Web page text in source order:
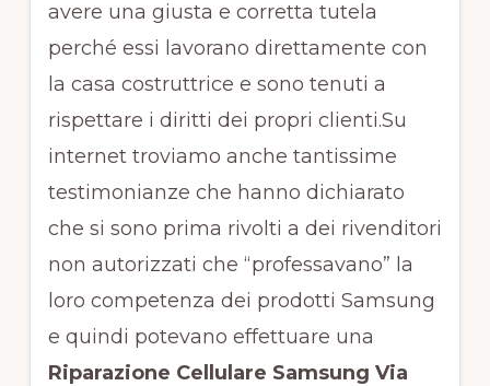
avere una giusta e corretta tutela
perché essi lavorano direttamente con
la casa costruttrice e sono tenuti a
rispettare i diritti dei propri clienti.Su
internet troviamo anche tantissime
testimonianze che hanno dichiarato
che si sono prima rivolti a dei rivenditori
non autorizzati che “professavano” la
loro competenza dei prodotti Samsung
e quindi potevano effettuare una
Riparazione Cellulare Samsung Via